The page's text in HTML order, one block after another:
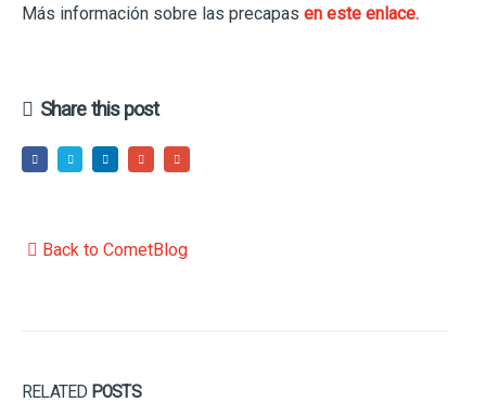
Más información sobre las precapas en este enlace.
Share this post
Back to CometBlog
RELATED POSTS